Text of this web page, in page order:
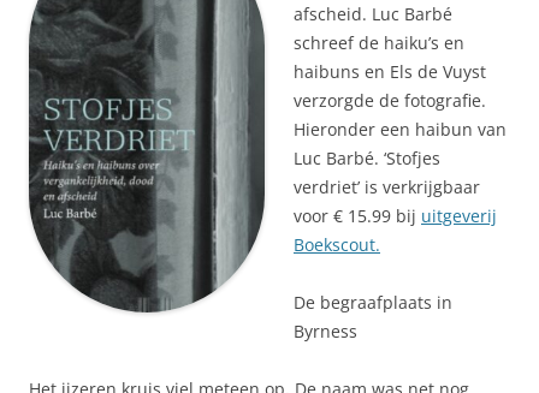
afscheid. Luc Barbé
schreef de haiku’s en
haibuns en Els de Vuyst
verzorgde de fotografie.
Hieronder een haibun van
Luc Barbé. ‘Stofjes
verdriet’ is verkrijgbaar
voor € 15.99 bij uitgeverij
Boekscout.
De begraafplaats in
Byrness
Het ijzeren kruis viel meteen op. De naam was net nog